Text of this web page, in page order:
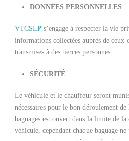
DONNÉES PERSONNELLES
VTCSLP s’engage à respecter la vie
informations collectées auprès de ceux-
transmises à des tierces personnes.
SÉCURITÉ
Le véhicule et le chauffeur seront
nécessaires pour le bon déroulement
baguages est ouvert dans la limite de la
véhicule, cependant chaque baguage